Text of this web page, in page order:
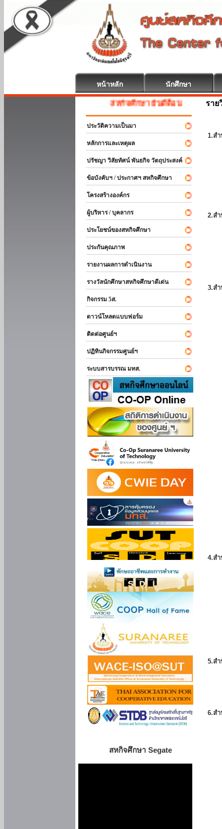
หน้าหลัก นักศึกษา
สหกิจศึกษา ยินดีต้อนรับ
ประวัติความเป็นมา
หลักการและเหตุผล
ปรัชญา วิสัยทัศน์ พันธกิจ วัตถุประสงค์
ข้อบังคับฯ / ประกาศฯ สหกิจศึกษา
โครงสร้างองค์กร
ผู้บริหาร / บุคลากร
ประโยชน์ของสหกิจศึกษา
ประกันคุณภาพ
รายงานผลการดำเนินงาน
รางวัลนักศึกษาสหกิจศึกษาดีเด่น
กิจกรรม 5ส.
ดาวน์โหลดแบบฟอร์ม
ติดต่อศูนย์ฯ
ปฏิทินกิจกรรมศูนย์ฯ
ระบบสารบรรณ มทส.
สหกิจศึกษา Segate
ราย
1.ส
2.ส
3.ส
4.ส
5.ส
6.ส